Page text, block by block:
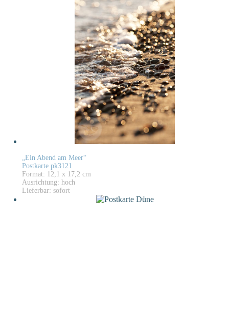
„Ein Abend am Meer“
Postkarte pk3121
Format: 12,1 x 17,2 cm
Ausrichtung: hoch
Lieferbar: sofort